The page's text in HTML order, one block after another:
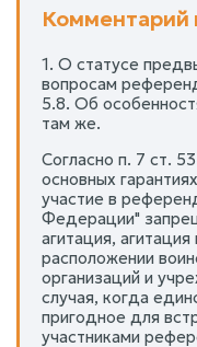
Комментарий
1. О статусе
вопросам
5.8. Об
там же.
Согласно п. 7 ст.
основных
участие в
Федерации"
агитация,
расположении
организаций и
случая, когда
пригодное для
участниками